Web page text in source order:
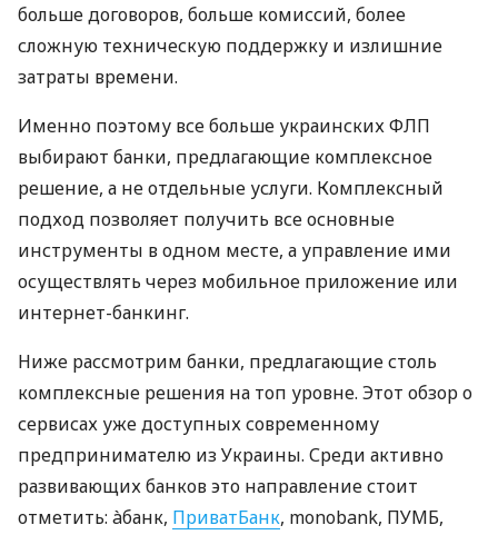
больше договоров, больше комиссий, более
сложную техническую поддержку и излишние
затраты времени.
Именно поэтому все больше украинских ФЛП
выбирают банки, предлагающие комплексное
решение, а не отдельные услуги. Комплексный
подход позволяет получить все основные
инструменты в одном месте, а управление ими
осуществлять через мобильное приложение или
интернет-банкинг.
Ниже рассмотрим банки, предлагающие столь
комплексные решения на топ уровне. Этот обзор о
сервисах уже доступных современному
предпринимателю из Украины. Среди активно
развивающих банков это направление стоит
отметить: àбанк, ПриватБанк, monobank, ПУМБ,